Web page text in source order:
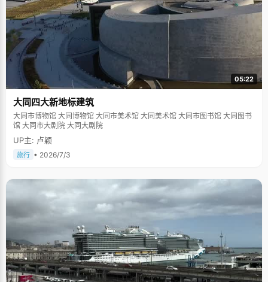
05:22
大同四大新地标建筑
大同市博物馆 大同博物馆 大同市美术馆 大同美术馆 大同市图书馆 大同图书
馆 大同市大剧院 大同大剧院
UP主: 卢颖
旅行 • 2026/7/3